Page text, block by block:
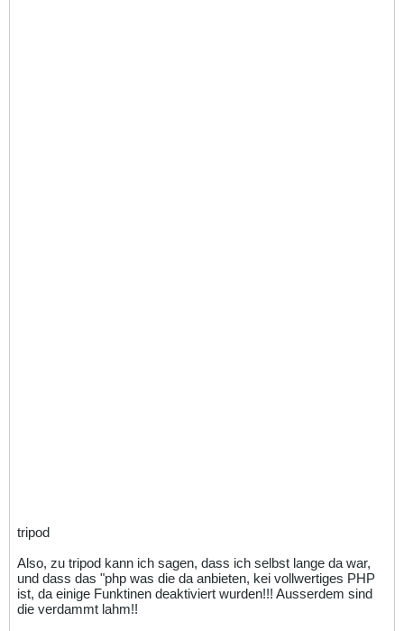
tripod
Also, zu tripod kann ich sagen, dass ich selbst lange da war,
und dass das "php was die da anbieten, kei vollwertiges PHP
ist, da einige Funktinen deaktiviert wurden!!! Ausserdem sind
die verdammt lahm!!